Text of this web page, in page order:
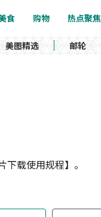
食 购物 热点聚焦
美图精选 邮轮
载使用规程】。